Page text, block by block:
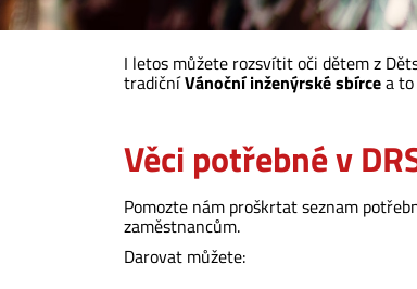
I letos můžete rozsvítit oči dětem z
tradičníVánoční inženýrské sbírcea
Věci potřebné v
Pomozte nám proškrtat seznam
zaměstnancům.
Darovat můžete: